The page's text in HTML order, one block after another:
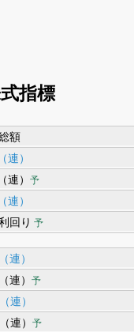
指標
額
連）
連）予
連）
回り 予
連）
連）予
連）
連）予